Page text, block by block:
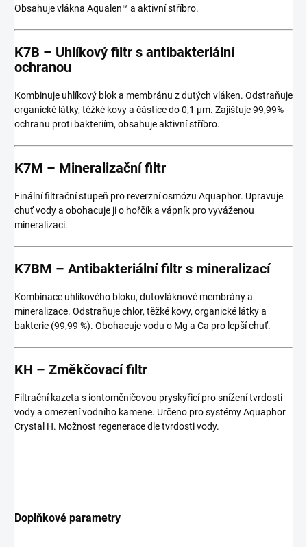
Obsahuje vlákna Aqualen™ a aktivní stříbro.
K7B – Uhlíkový filtr s antibakteriální
ochranou
Kombinuje uhlíkový blok a membránu z dutých vláken. Odstraňuje
organické látky, těžké kovy a částice do 0,1 µm. Zajišťuje 99,99%
ochranu proti bakteriím, obsahuje aktivní stříbro.
K7M – Mineralizační filtr
Finální filtrační stupeň pro reverzní osmózu Aquaphor. Upravuje
chuť vody a obohacuje ji o hořčík a vápník pro vyváženou
mineralizaci.
K7BM – Antibakteriální filtr s mineralizací
Kombinace uhlíkového bloku, dutovláknové membrány a
mineralizace. Odstraňuje chlor, těžké kovy, organické látky a
bakterie (99,99 %). Obohacuje vodu o Mg a Ca pro lepší chuť.
KH – Změkčovací filtr
Filtrační kazeta s iontoměničovou pryskyřicí pro snížení tvrdosti
vody a omezení vodního kamene. Určeno pro systémy Aquaphor
Crystal H. Možnost regenerace dle tvrdosti vody.
Doplňkové parametry